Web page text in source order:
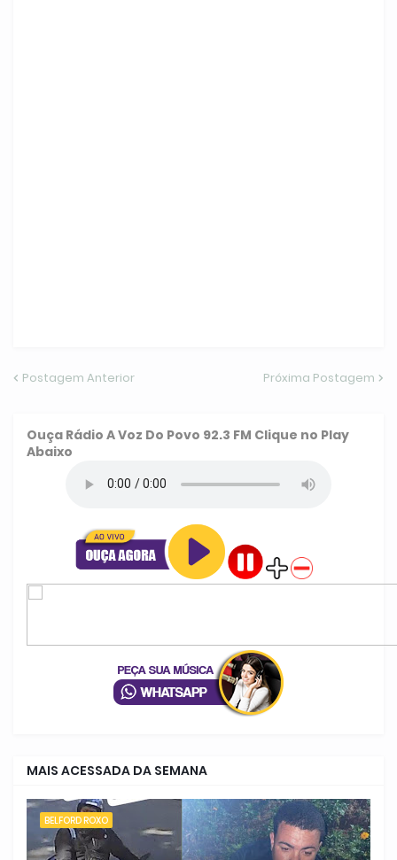
Postagem Anterior Próxima Postagem
Ouça Rádio A Voz Do Povo 92.3 FM Clique no Play
Abaixo
MAIS ACESSADA DA SEMANA
BELFORD ROXO